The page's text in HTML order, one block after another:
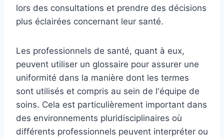
lors des consultations et prendre des décisions
plus éclairées concernant leur santé.
Les professionnels de santé, quant à eux,
peuvent utiliser un glossaire pour assurer une
uniformité dans la manière dont les termes
sont utilisés et compris au sein de l'équipe de
soins. Cela est particulièrement important dans
des environnements pluridisciplinaires où
différents professionnels peuvent interpréter ou